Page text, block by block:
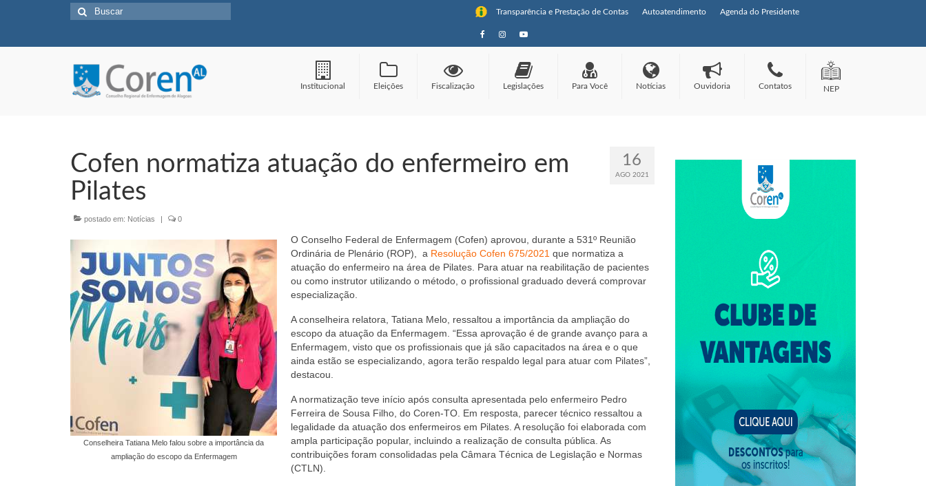
Transparência e Prestação de Contas Autoatendimento Agenda do Presidente
Buscar
por:
Institucional Eleições Fiscalização Legislações Para Você Notícias Ouvidoria Contatos NEP
16
AGO 2021
Cofen normatiza atuação do enfermeiro em
Pilates
postado em: Notícias | 0
Conselheira Tatiana Melo falou sobre a importância da
ampliação do escopo da Enfermagem
O Conselho Federal de Enfermagem (Cofen) aprovou, durante a 531º Reunião
Ordinária de Plenário (ROP), a Resolução Cofen 675/2021 que normatiza a
atuação do enfermeiro na área de Pilates. Para atuar na reabilitação de pacientes
ou como instrutor utilizando o método, o profissional graduado deverá comprovar
especialização.
A conselheira relatora, Tatiana Melo, ressaltou a importância da ampliação do
escopo da atuação da Enfermagem. “Essa aprovação é de grande avanço para a
Enfermagem, visto que os profissionais que já são capacitados na área e o que
ainda estão se especializando, agora terão respaldo legal para atuar com Pilates”,
destacou.
A normatização teve início após consulta apresentada pelo enfermeiro Pedro
Ferreira de Sousa Filho, do Coren-TO. Em resposta, parecer técnico ressaltou a
legalidade da atuação dos enfermeiros em Pilates. A resolução foi elaborada com
ampla participação popular, incluindo a realização de consulta pública. As
contribuições foram consolidadas pela Câmara Técnica de Legislação e Normas
(CTLN).